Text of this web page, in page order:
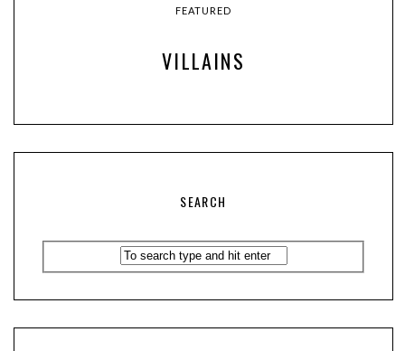
FEATURED
VILLAINS
SEARCH